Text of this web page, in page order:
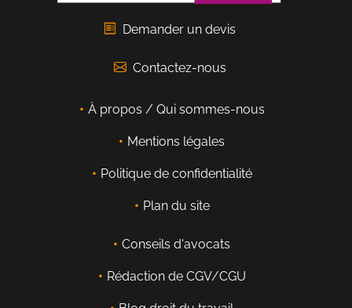
Demander un devis
Contactez-nous
À propos / Qui sommes-nous
Mentions légales
Politique de confidentialité
Plan du site
Conseils d'avocats
Rédaction de CGV/CGU